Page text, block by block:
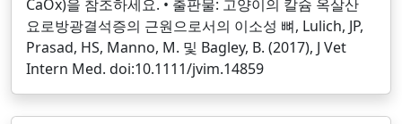
CaOx)을 참조하세요. • 출판물: 고양이의 칼슘 옥살산
요로방광결석증의 근원으로서의 이소성 뼈, Lulich, JP,
Prasad, HS, Manno, M. 및 Bagley, B. (2017), J Vet
Intern Med. doi:10.1111/jvim.14859